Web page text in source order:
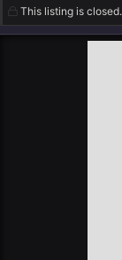
h
o
a
t
This listing is closed.